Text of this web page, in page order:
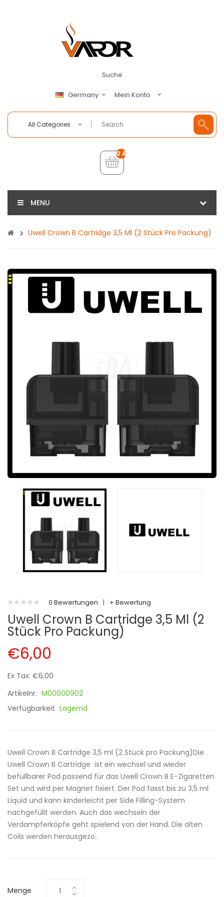
Suche
Germany Mein Konto
All Categories
0 Artikel - €0,00
MENU
Uwell Crown B Cartridge 3,5 Ml (2 Stück Pro Packung)
0 Bewertungen | + Bewertung
Uwell Crown B Cartridge 3,5 Ml (2
Stück Pro Packung)
€6,00
Ex Tax: €6,00
Artikelnr. M00000902
Verfügbarkeit Lagernd
Uwell Crown B Cartridge 3,5 ml (2 Stück pro Packung)Die
Uwell Crown B Cartridge ist ein wechsel und wieder
befüllbarer Pod passend für das Uwell Crown B E-Zigaretten
Set und wird per Magnet fixiert. Der Pod fasst bis zu 3,5 ml
Liquid und kann kinderleicht per Side Filling-System
nachgefüllt werden. Auch das wechseln der
Verdampferköpfe geht spielend von der Hand. Die alten
Coils werden herausgezo..
Menge